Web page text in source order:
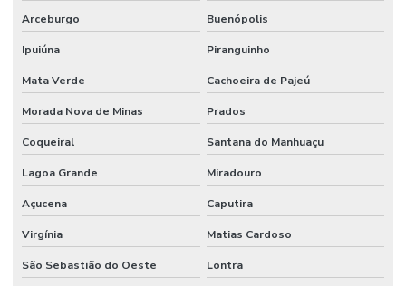
Arceburgo Buenópolis
Ipuiúna Piranguinho
Mata Verde Cachoeira de Pajeú
Morada Nova de Minas Prados
Coqueiral Santana do Manhuaçu
Lagoa Grande Miradouro
Açucena Caputira
Virgínia Matias Cardoso
São Sebastião do Oeste Lontra